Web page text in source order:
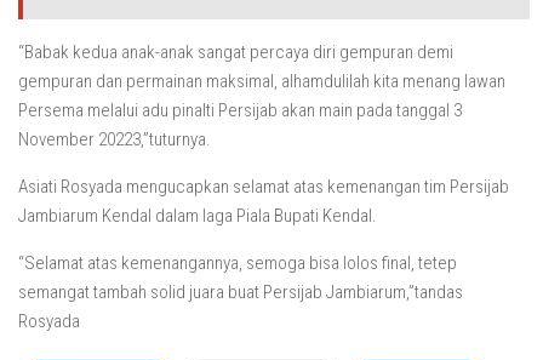
“Babak kedua anak-anak sangat percaya diri gempuran demi
gempuran dan permainan maksimal, alhamdulilah kita menang lawan
Persema melalui adu pinalti Persijab akan main pada tanggal 3
November 20223,”tuturnya.
Asiati Rosyada mengucapkan selamat atas kemenangan tim Persijab
Jambiarum Kendal dalam laga Piala Bupati Kendal.
“Selamat atas kemenangannya, semoga bisa lolos final, tetep
semangat tambah solid juara buat Persijab Jambiarum,”tandas
Rosyada